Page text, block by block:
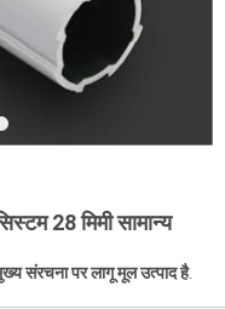
28 मिमी सामान्य
संरचना पर लागू मूल उत्पाद है.